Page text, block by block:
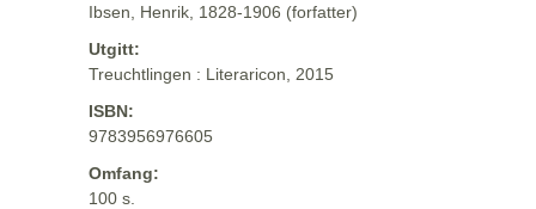
Ibsen, Henrik, 1828-1906 (forfatter)
Utgitt:
Treuchtlingen : Literaricon, 2015
ISBN:
9783956976605
Omfang:
100 s.